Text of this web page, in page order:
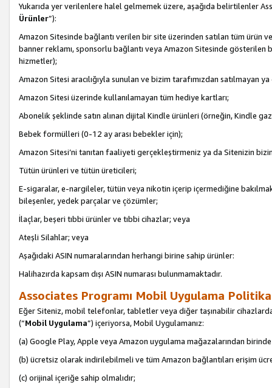
Yukarıda yer verilenlere halel gelmemek üzere, aşağıda belirtilenler
Ürünler”):
Amazon Sitesinde bağlantı verilen bir site üzerinden satılan tüm ürün
banner reklamı, sponsorlu bağlantı veya Amazon Sitesinde gösterilen
hizmetler);
Amazon Sitesi aracılığıyla sunulan ve bizim tarafımızdan satılmayan
Amazon Sitesi üzerinde kullanılamayan tüm hediye kartları;
Abonelik şeklinde satın alınan dijital Kindle ürünleri (örneğin, Kindle
Bebek formülleri (0-12 ay arası bebekler için);
Amazon Sitesi’ni tanıtan faaliyeti gerçekleştirmeniz ya da Sitenizin
Tütün ürünleri ve tütün üreticileri;
E-sigaralar, e-nargileler, tütün veya nikotin içerip içermediğine
bileşenler, yedek parçalar ve çözümler;
İlaçlar, beşeri tıbbi ürünler ve tıbbi cihazlar; veya
Ateşli Silahlar; veya
Aşağıdaki ASIN numaralarından herhangi birine sahip ürünler:
Halihazırda kapsam dışı ASIN numarası bulunmamaktadır.
Associates Programı Mobil Uygulama
Eğer Siteniz, mobil telefonlar, tabletler veya diğer taşınabilir
(“Mobil Uygulama”) içeriyorsa, Mobil Uygulamanız:
(a) Google Play, Apple veya Amazon uygulama mağazalarından birinde
(b) ücretsiz olarak indirilebilmeli ve tüm Amazon bağlantıları erişim
(c) orijinal içeriğe sahip olmalıdır;